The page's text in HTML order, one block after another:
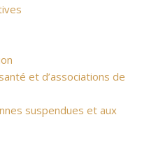
et d’associations de
suspendues et aux